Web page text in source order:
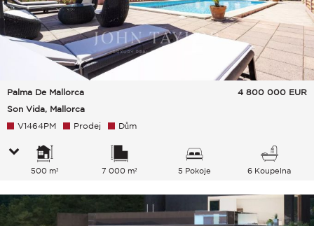
Palma De Mallorca
Son Vida, Mallorca
4 800 000 EUR
V1464PM Prodej Dům
500 m² 7 000 m² 5 Pokoje 6 Koupelna